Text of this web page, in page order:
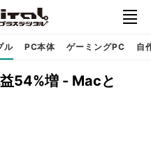
ル PC本体 ゲーミングPC 自
54%増 - Macと